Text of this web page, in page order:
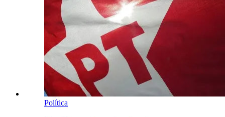
Política